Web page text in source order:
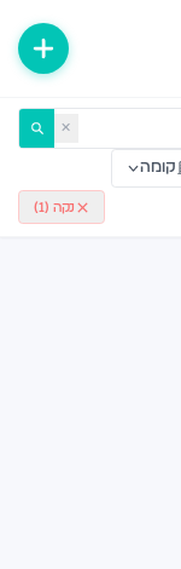
✕
קומה
נקה ( 1
)